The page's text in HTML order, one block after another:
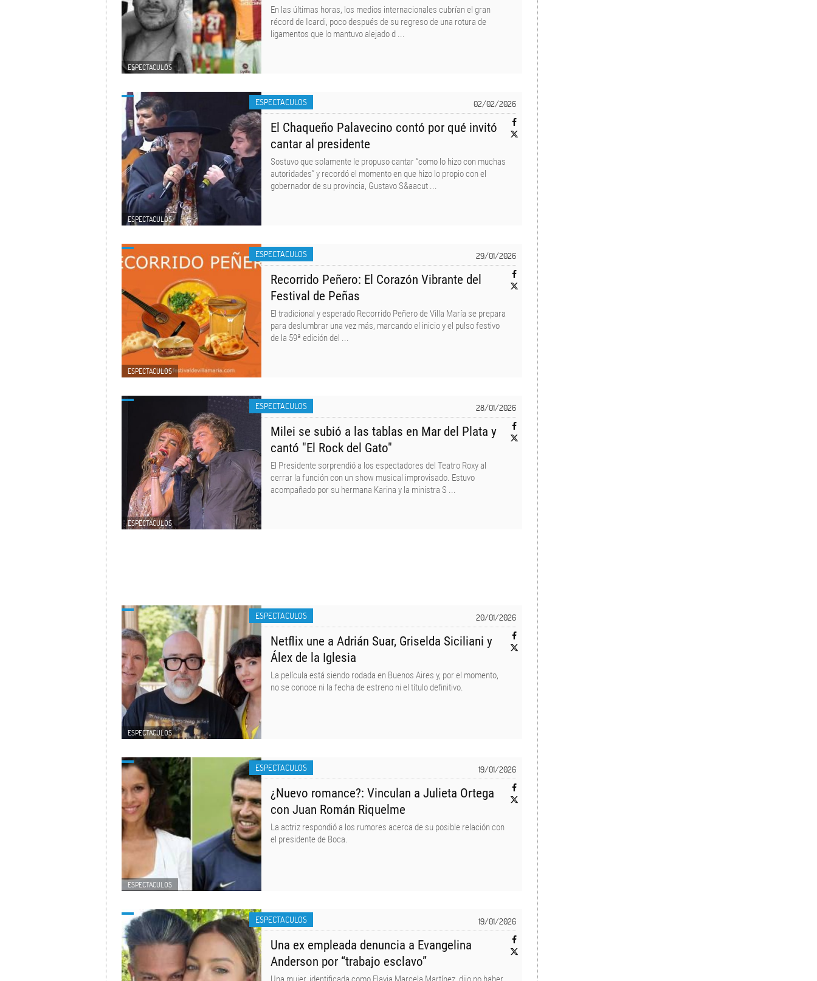
ESPECTACULOS
En las últimas horas, los medios internacionales cubrían el gran
récord de Icardi, poco después de su regreso de una rotura de
ligamentos que lo mantuvo alejado d ...
02/02/2026
ESPECTACULOS
ESPECTACULOS
El Chaqueño Palavecino contó por qué invitó
cantar al presidente
Sostuvo que solamente le propuso cantar “como lo hizo con muchas
autoridades” y recordó el momento en que hizo lo propio con el
gobernador de su provincia, Gustavo S&aacut ...
29/01/2026
ESPECTACULOS
ESPECTACULOS
Recorrido Peñero: El Corazón Vibrante del
Festival de Peñas
El tradicional y esperado Recorrido Peñero de Villa María se prepara
para deslumbrar una vez más, marcando el inicio y el pulso festivo
de la 59ª edición del ...
28/01/2026
ESPECTACULOS
ESPECTACULOS
Milei se subió a las tablas en Mar del Plata y
cantó "El Rock del Gato"
El Presidente sorprendió a los espectadores del Teatro Roxy al
cerrar la función con un show musical improvisado. Estuvo
acompañado por su hermana Karina y la ministra S ...
20/01/2026
ESPECTACULOS
ESPECTACULOS
Netflix une a Adrián Suar, Griselda Siciliani y
Álex de la Iglesia
La película está siendo rodada en Buenos Aires y, por el momento,
no se conoce ni la fecha de estreno ni el título definitivo.
19/01/2026
ESPECTACULOS
ESPECTACULOS
¿Nuevo romance?: Vinculan a Julieta Ortega
con Juan Román Riquelme
La actriz respondió a los rumores acerca de su posible relación con
el presidente de Boca.
19/01/2026
ESPECTACULOS
Una ex empleada denuncia a Evangelina
Anderson por “trabajo esclavo”